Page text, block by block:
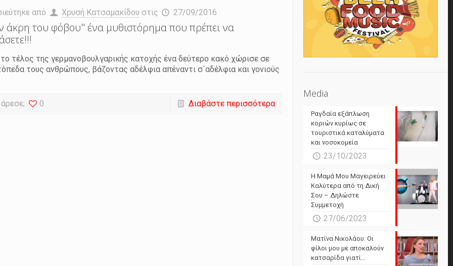
από Χρυσή Κατσαμακίδου στις 27/09/2016
άκρη του φόβου'' ένα μυθιστόρημα που πρέπει να
τέλος της γερμανοβουλγαρικής κατοχής ένα δεύτερο κακό χώρισε σε
τους ανθρώπους, βάζοντας αδέλφια απέναντι σ`αδέλφια και γονιούς
0 Διαβάστε περισσότερα
Media
Ραγδαία εξάπλωση
κοριών κυρίως σε
τουριστικά καταλύματα
και νοσοκομεία
23/10/2023
Η Μαμά Μου Μαγειρεύει
Καλύτερα από τη Δική
Σου – Δηλώστε
Συμμετοχή
27/06/2023
Ματίνα Νικολάου: Οι
φίλοι μου με αποκαλούν
κατσαρίδα γιατί…